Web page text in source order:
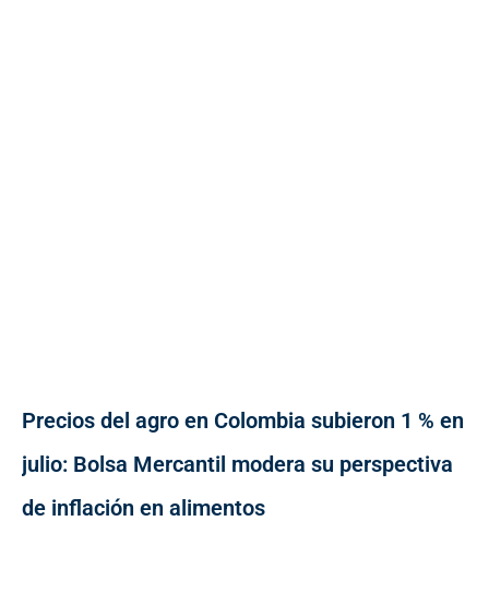
Precios del agro en Colombia subieron 1 % en
julio: Bolsa Mercantil modera su perspectiva
de inflación en alimentos